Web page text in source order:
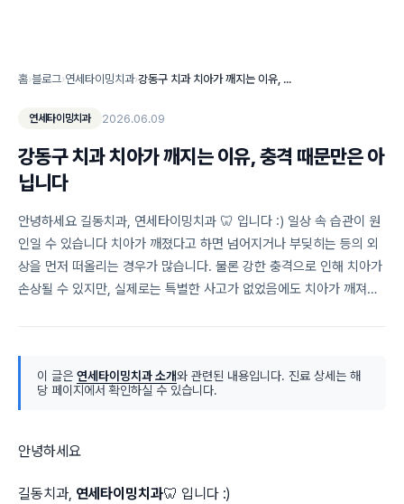
홈›블로그›연세타이밍치과› 강동구 치과 치아가 깨지는 이유, 충격 때문만은 아닙니다
연세타이밍치과 2026.06.09
강동구 치과 치아가 깨지는 이유, 충격 때문만은 아
닙니다
안녕하세요 길동치과, 연세타이밍치과 🦷 입니다 :) 일상 속 습관이 원
인일 수 있습니다 치아가 깨졌다고 하면 넘어지거나 부딪히는 등의 외
상을 먼저 떠올리는 경우가 많습니다. 물론 강한 충격으로 인해 치아가
손상될 수 있지만, 실제로는 특별한 사고가 없었음에도 치아가 깨져…
이 글은 연세타이밍치과 소개와 관련된 내용입니다. 진료 상세는 해
당 페이지에서 확인하실 수 있습니다.
안녕하세요
길동치과, 연세타이밍치과🦷 입니다 :)